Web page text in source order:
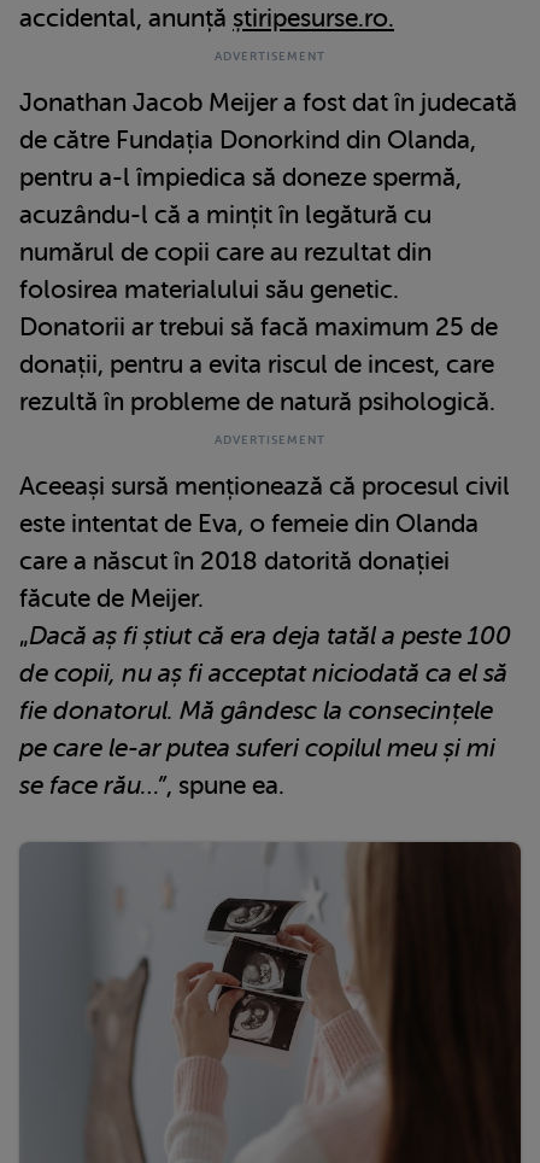
accidental, anunță știripesurse.ro.
Jonathan Jacob Meijer a fost dat în judecată
de către Fundația Donorkind din Olanda,
pentru a-l împiedica să doneze spermă,
acuzându-l că a mințit în legătură cu
numărul de copii care au rezultat din
folosirea materialului său genetic.
Donatorii ar trebui să facă maximum 25 de
donații, pentru a evita riscul de incest, care
rezultă în probleme de natură psihologică.
Aceeași sursă menționează că procesul civil
este intentat de Eva, o femeie din Olanda
care a născut în 2018 datorită donației
făcute de Meijer.
„Dacă aș fi știut că era deja tatăl a peste 100
de copii, nu aș fi acceptat niciodată ca el să
fie donatorul. Mă gândesc la consecințele
pe care le-ar putea suferi copilul meu și mi
se face rău…”, spune ea.